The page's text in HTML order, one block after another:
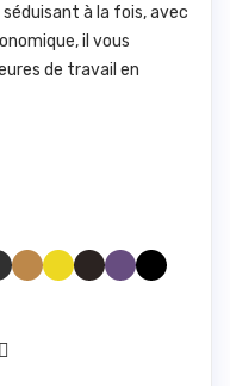
à la fois, avec
il vous
de travail en
GRIS CLAIR1940
SIMILI GRIS FONCE 961 SIMILI JAUNE 446 SIMILI JAUNE 475 SIMILISIMILI MAUVE 328